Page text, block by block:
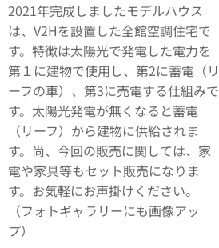
2021年完成しましたモデルハウス
は、V2Hを設置した全館空調住宅で
す。特徴は太陽光で発電した電力を
第１に建物で使用し、第2に蓄電（リ
ーフの車）、第3に売電する仕組みで
す。太陽光発電が無くなると蓄電
（リーフ）から建物に供給されま
す。尚、今回の販売に関しては、家
電や家具等もセット販売になりま
す。お気軽にお声掛けください。
（フォトギャラリーにも画像アッ
プ）